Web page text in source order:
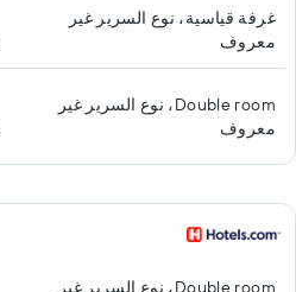
غرفة قياسية، نوع السرير غير
معروف
Double room، نوع السرير غير
معروف
Double room، نوع السرير غير